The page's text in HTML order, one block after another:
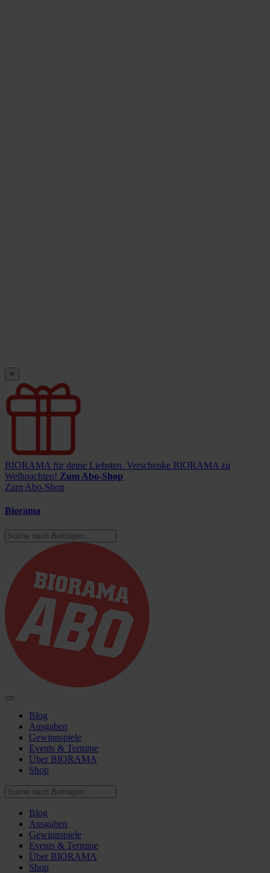
×
BIORAMA für deine Liebsten. Verschenke BIORAMA zu
Weihnachten! Zum Abo-Shop
Zum Abo-Shop
Biorama
Blog
Ausgaben
Gewinnspiele
Events & Termine
Über BIORAMA
Shop
Blog
Ausgaben
Gewinnspiele
Events & Termine
Über BIORAMA
Shop